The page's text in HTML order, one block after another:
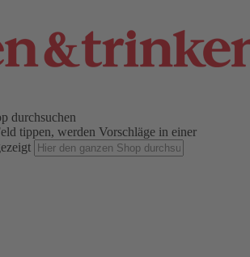
durchsuchen
tippen, werden Vorschläge in einer